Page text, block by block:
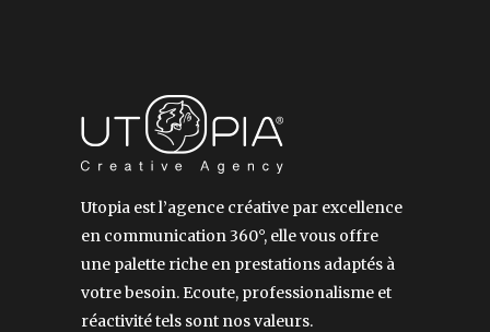
Utopia est l’agence créative par excellence
en communication 360°, elle vous offre
une palette riche en prestations adaptés à
votre besoin. Ecoute, professionalisme et
réactivité tels sont nos valeurs.